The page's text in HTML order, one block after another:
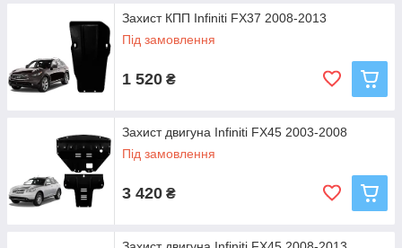
Захист КПП Infiniti FX37 2008-2013
Під замовлення
1 520 ₴
Захист двигуна Infiniti FX45 2003-2008
Під замовлення
3 420 ₴